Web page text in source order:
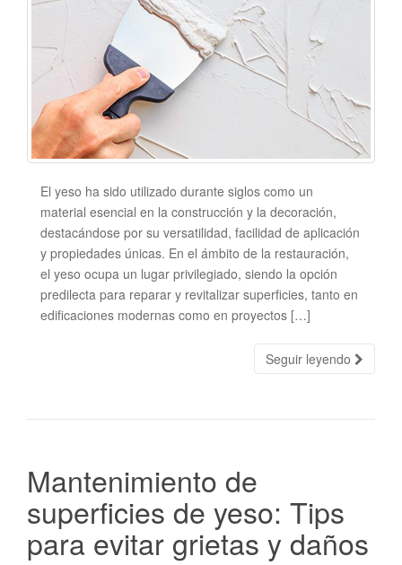
El yeso ha sido utilizado durante siglos como un
material esencial en la construcción y la decoración,
destacándose por su versatilidad, facilidad de aplicación
y propiedades únicas. En el ámbito de la restauración,
el yeso ocupa un lugar privilegiado, siendo la opción
predilecta para reparar y revitalizar superficies, tanto en
edificaciones modernas como en proyectos […]
Seguir leyendo
Mantenimiento de
superficies de yeso: Tips
para evitar grietas y daños